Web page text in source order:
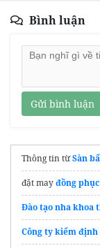
Bình luận
Gửi bình luận
Thông tin từSàn
đặt mayđồng
Đào tạo nha khoa
Công ty kiểm